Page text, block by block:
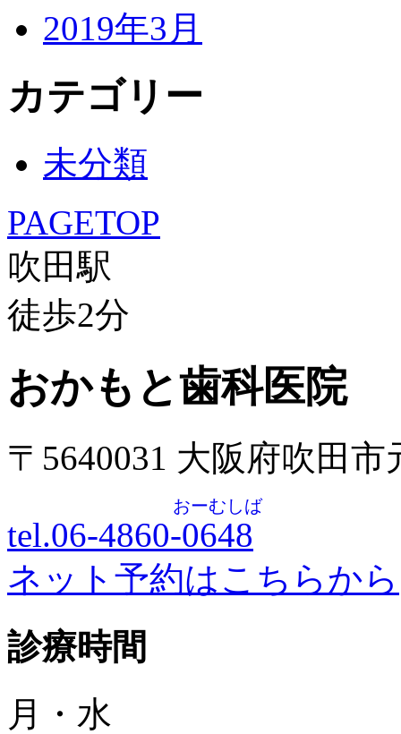
2019年3月
カテゴリー
未分類
PAGETOP
吹田駅
徒歩2分
おかもと歯科医院
〒5640031 大阪府吹田
tel.06-4860-0648
おーむしば
ネット予約はこちらから
診療時間
月・水